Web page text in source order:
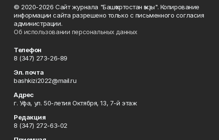
© 2020-2026 Сайт журнала "Башҡортостан ҡыҙы". Копирование
информации сайта разрешено только с письменного согласия
администрации.
Об использовании персональных данных
Телефон
8 (347) 273-26-89
Эл. почта
bashkizi2022@mail.ru
Адрес
г. Уфа, ул. 50-летия Октября, 13, 7-й этаж
Редакция
8 (347) 272-63-02